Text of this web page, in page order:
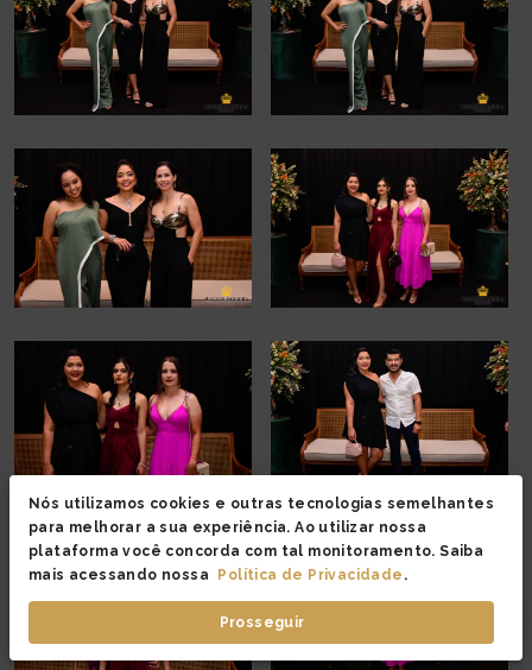
Nós utilizamos cookies e outras tecnologias semelhantes
para melhorar a sua experiência. Ao utilizar nossa
plataforma você concorda com tal monitoramento. Saiba
mais acessando nossa
Política de Privacidade .
Prosseguir